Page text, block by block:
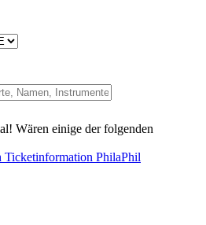
Wären einige der folgenden
Ticketinformation PhilaPhil